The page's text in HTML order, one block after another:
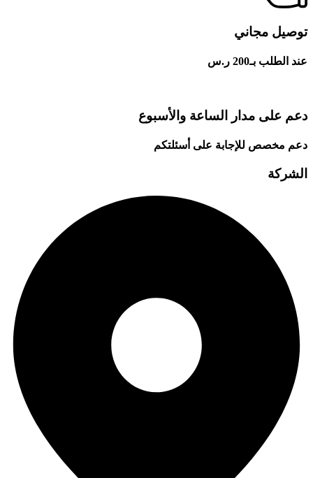
توصيل مجاني
عند الطلب بـ200 ر.س
دعم على مدار الساعة والأسبوع
دعم مخصص للإجابة على أسئلتكم
الشركة